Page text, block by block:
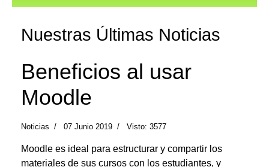
Nuestras Últimas Noticias
Beneficios al usar
Moodle
Noticias 07 Junio 2019 Visto: 3577
Moodle es ideal para estructurar y compartir los
materiales de sus cursos con los estudiantes, y